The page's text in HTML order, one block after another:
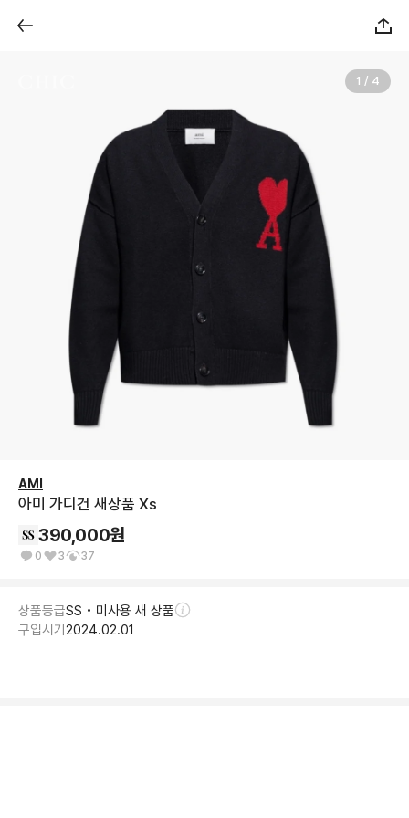
1 / 4
AMI
아미 가디건 새상품 Xs
390,000원
0 3 37
상품등급SS • 미사용 새 상품
구입시기 2024.02.01